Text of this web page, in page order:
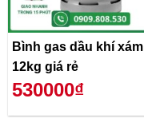
Bình gas dầu khí xám
12kg giá rẻ
530000₫